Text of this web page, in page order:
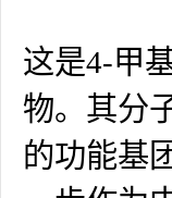
这是4-甲
物。其分
的功能基